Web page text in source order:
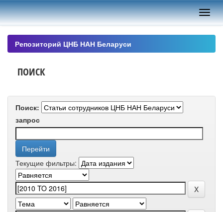
Skip
navigation
Репозиторий ЦНБ НАН Беларуси
ПОИСК
Поиск:
запрос
Текущие фильтры: